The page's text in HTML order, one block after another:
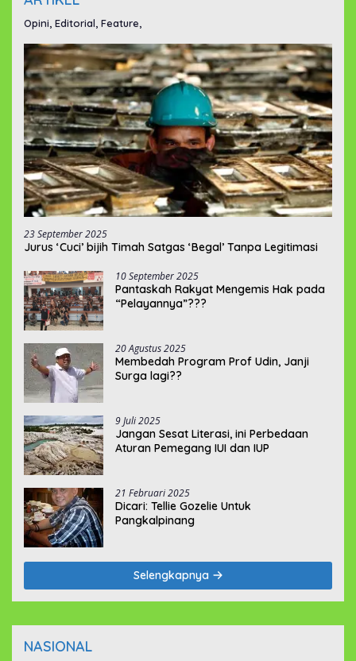
Opini, Editorial, Feature,
23 September 2025
Jurus ‘Cuci’ bijih Timah Satgas ‘Begal’ Tanpa Legitimasi
10 September 2025
Pantaskah Rakyat Mengemis Hak pada
“Pelayannya”???
20 Agustus 2025
Membedah Program Prof Udin, Janji
Surga lagi??
9 Juli 2025
Jangan Sesat Literasi, ini Perbedaan
Aturan Pemegang IUI dan IUP
21 Februari 2025
Dicari: Tellie Gozelie Untuk
Pangkalpinang
Selengkapnya
NASIONAL